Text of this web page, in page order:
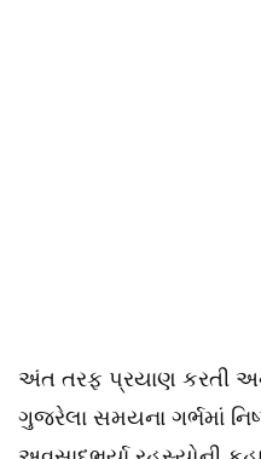
અંત તરફ પ્રયાણ કરતી
ગુજરેલા સમયના ગર્ભમાં